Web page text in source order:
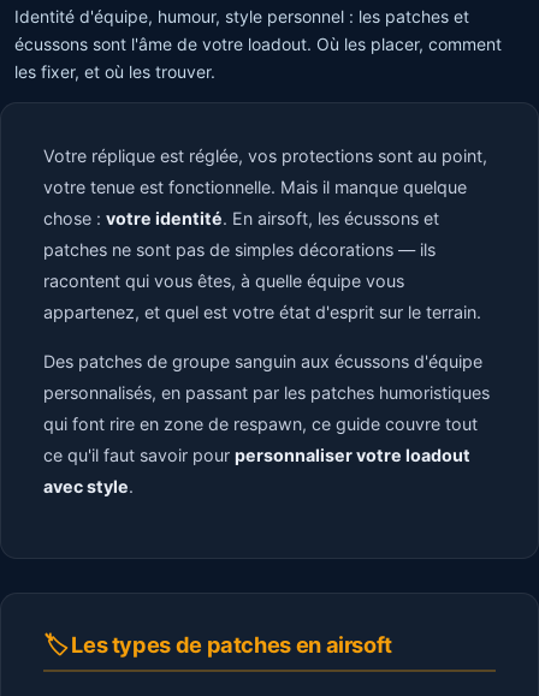
Identité d'équipe, humour, style personnel : les patches et
écussons sont l'âme de votre loadout. Où les placer, comment
les fixer, et où les trouver.
Votre réplique est réglée, vos protections sont au point,
votre tenue est fonctionnelle. Mais il manque quelque
chose : votre identité. En airsoft, les écussons et
patches ne sont pas de simples décorations — ils
racontent qui vous êtes, à quelle équipe vous
appartenez, et quel est votre état d'esprit sur le terrain.
Des patches de groupe sanguin aux écussons d'équipe
personnalisés, en passant par les patches humoristiques
qui font rire en zone de respawn, ce guide couvre tout
ce qu'il faut savoir pour personnaliser votre loadout
avec style.
🏷️ Les types de patches en airsoft